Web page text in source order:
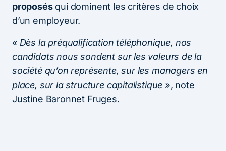
proposésqui dominent les critères de choix
d’un employeur.
« Dès la préqualification téléphonique, nos
candidats nous sondent sur les valeurs de la
société qu’on représente, sur les managers en
place, sur la structure capitalistique », note
Justine Baronnet Fruges.